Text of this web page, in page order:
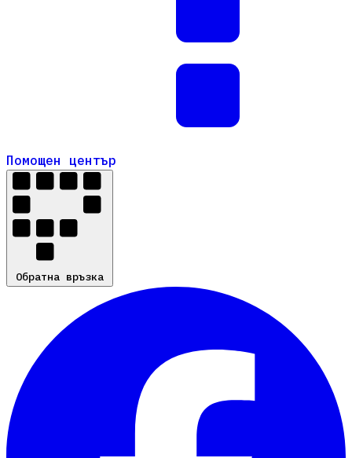
Помощен център
Помощен център
Обратна връзка
Обратна връзка